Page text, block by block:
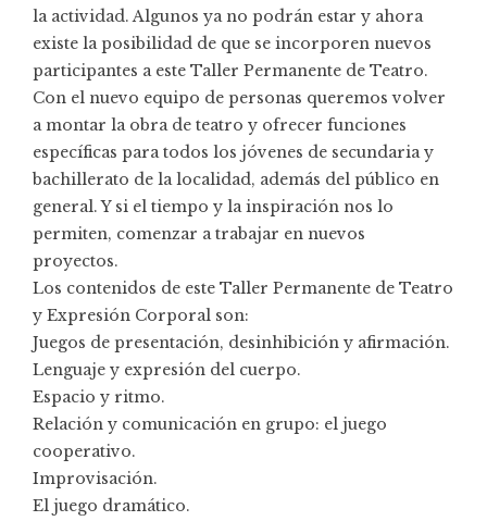
la actividad. Algunos ya no podrán estar y ahora
existe la posibilidad de que se incorporen nuevos
participantes a este Taller Permanente de Teatro.
Con el nuevo equipo de personas queremos volver
a montar la obra de teatro y ofrecer funciones
específicas para todos los jóvenes de secundaria y
bachillerato de la localidad, además del público en
general. Y si el tiempo y la inspiración nos lo
permiten, comenzar a trabajar en nuevos
proyectos.
Los contenidos de este Taller Permanente de Teatro
y Expresión Corporal son:
Juegos de presentación, desinhibición y afirmación.
Lenguaje y expresión del cuerpo.
Espacio y ritmo.
Relación y comunicación en grupo: el juego
cooperativo.
Improvisación.
El juego dramático.